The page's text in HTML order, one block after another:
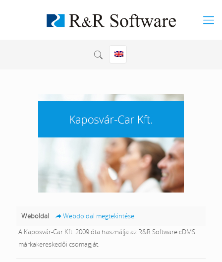
Weboldal
Webdoldal megtekintése
A Kaposvár-Car Kft. 2009 óta használja az R&R Software cDMS
márkakereskedői csomagját.